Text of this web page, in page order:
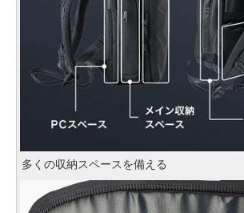
多くの収納スペースを備える